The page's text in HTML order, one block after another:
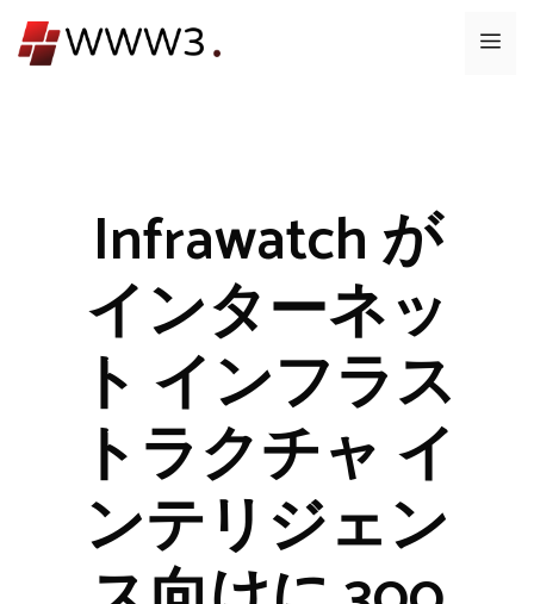
ン
メ
Infrawatch が
インターネッ
ト インフラス
トラクチャ イ
ンテリジェン